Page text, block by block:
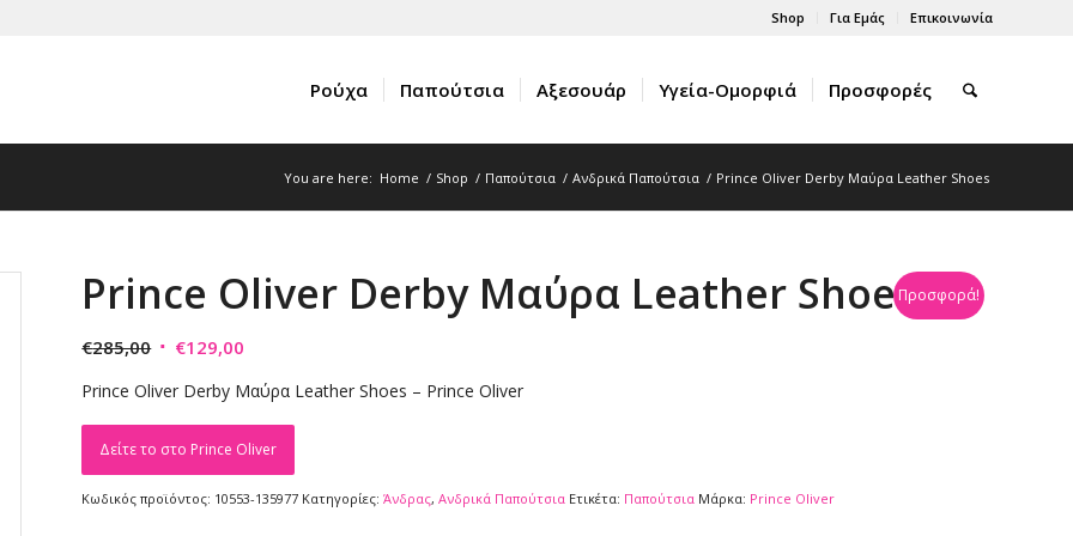
Shop Για Εμάς Επικοινωνία
Ρούχα Παπούτσια Αξεσουάρ Υγεία-Ομορφιά Προσφορές
You are here: Home / Shop / Παπούτσια / Ανδρικά Παπούτσια / Prince Oliver Derby Μαύρα Leather Shoes
Προσφορά!
Prince Oliver Derby Μαύρα Leather Shoes
€285,00 Original
was:
€285,00.
€129,00
τιμή
είναι:
€129,00.
Prince Oliver Derby Μαύρα Leather Shoes – Prince Oliver
Δείτε το στο Prince Oliver
Κωδικός προϊόντος: 10553-135977 Κατηγορίες:Άνδρας,Ανδρικά Παπούτσια Ετικέτα: Παπούτσια Μάρκα: Prince Oliver